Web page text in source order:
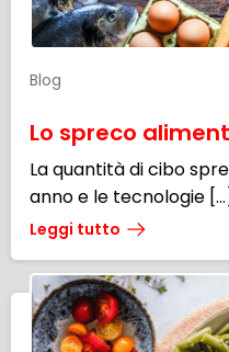
Blog
Lo spreco
La quantità di cibo
anno e le tecnologie […]
Leggi tutto